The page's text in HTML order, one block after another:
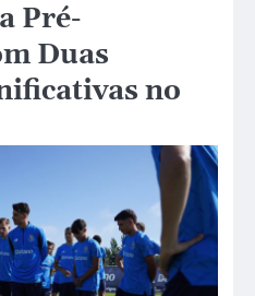
Pré-
Duas
no